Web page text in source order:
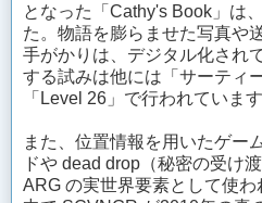
となった「Cathy's Book」は
た。物語を膨らませた写真や
手がかりは、デジタル化され
する試みは他には「サーティ
「Level 26」で行われています
また、位置情報を用いたゲー
ドや dead drop（秘密の受け
ARG の実世界要素として使